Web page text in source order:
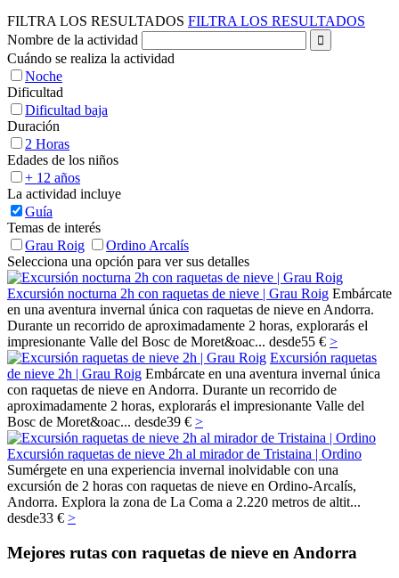
FILTRA LOS RESULTADOS FILTRA LOS RESULTADOS
Nombre de la actividad
Cuándo se realiza la actividad
Noche
Dificultad
Dificultad baja
Duración
2 Horas
Edades de los niños
+ 12 años
La actividad incluye
Guía
Temas de interés
Grau Roig
Ordino Arcalís
Selecciona una opción para ver sus detalles
Excursión nocturna 2h con raquetas de nieve | Grau Roig Embárcate
en una aventura invernal única con raquetas de nieve en Andorra.
Durante un recorrido de aproximadamente 2 horas, explorarás el
impresionante Valle del Bosc de Moret&oac... desde55 € >
Excursión raquetas
de nieve 2h | Grau Roig Embárcate en una aventura invernal única
con raquetas de nieve en Andorra. Durante un recorrido de
aproximadamente 2 horas, explorarás el impresionante Valle del
Bosc de Moret&oac... desde39 € >
Excursión raquetas de nieve 2h al mirador de Tristaina | Ordino
Sumérgete en una experiencia invernal inolvidable con una
excursión de 2 horas con raquetas de nieve en Ordino-Arcalís,
Andorra. Explora la zona de La Coma a 2.220 metros de altit...
desde33 € >
Mejores rutas con raquetas de nieve en Andorra